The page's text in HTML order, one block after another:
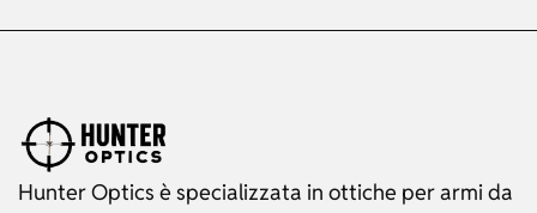
Hunter Optics è specializzata in ottiche per armi da